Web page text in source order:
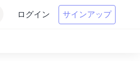
ログイン サインアップ